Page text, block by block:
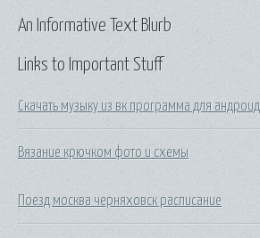
Links to Important Stuff
Скачать музыку из вк программа для андроид
Вязание крючком фото и схемы
Поезд москва черняховск расписание
An Informative Text Blurb